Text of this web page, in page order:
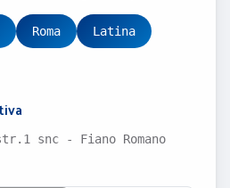
Roma Latina
snc - Fiano Romano